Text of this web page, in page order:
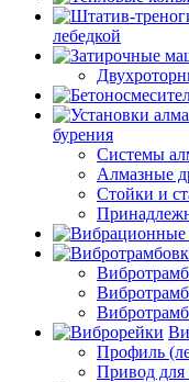
лебедкой
бурения
Системы
Алмазные
Стойки и
Профиль
Привод для